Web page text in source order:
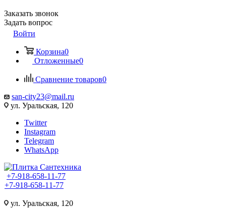
Заказать звонок
Задать вопрос
Войти
Корзина0
Отложенные0
Сравнение товаров0
san-city23@mail.ru
ул. Уральская, 120
Twitter
Instagram
Telegram
WhatsApp
+7-918-658-11-77
+7-918-658-11-77
ул. Уральская, 120